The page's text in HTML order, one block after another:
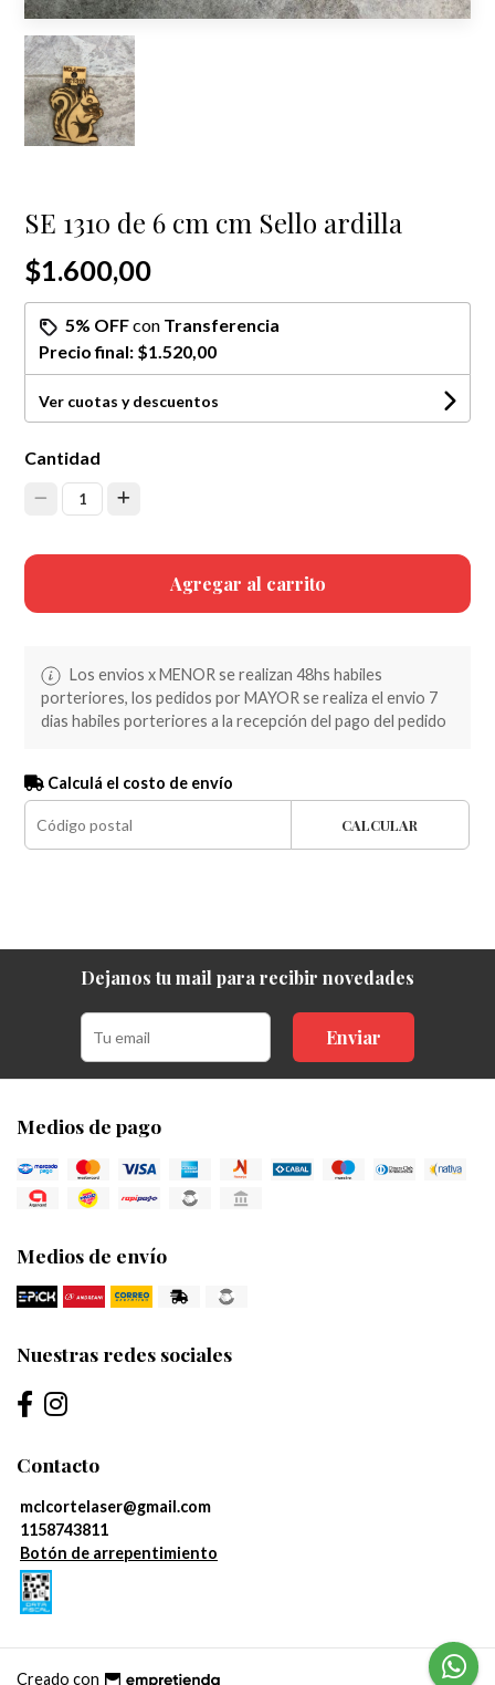
SE 1310 de 6 cm cm Sello ardilla
$1.600,00
5% OFFcon Transferencia
Precio final: $1.520,00
Ver cuotas y descuentos
Cantidad
1
Agregar al carrito
Los envios x MENOR se realizan 48hs habiles
porteriores, los pedidos por MAYOR se realiza el envio 7
dias habiles porteriores a la recepción del pago del pedido
Calculá el costo de envío
CALCULAR
Dejanos tu mail para recibir novedades
Enviar
Medios de pago
Medios de envío
Nuestras redes sociales
Contacto
mclcortelaser@gmail.com
1158743811
Botón de arrepentimiento
Creado con